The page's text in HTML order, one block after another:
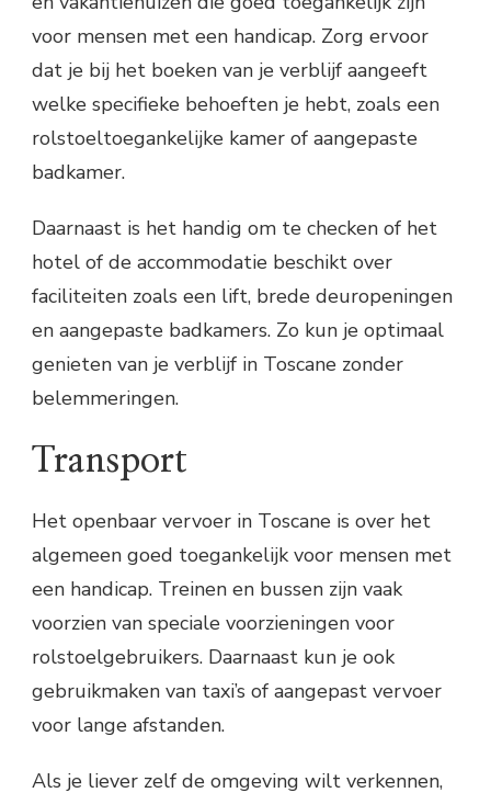
voor mensen met een handicap. Zorg ervoor
dat je bij het boeken van je verblijf aangeeft
welke specifieke behoeften je hebt, zoals een
rolstoeltoegankelijke kamer of aangepaste
badkamer.
Daarnaast is het handig om te checken of het
hotel of de accommodatie beschikt over
faciliteiten zoals een lift, brede deuropeningen
en aangepaste badkamers. Zo kun je optimaal
genieten van je verblijf in Toscane zonder
belemmeringen.
Transport
Het openbaar vervoer in Toscane is over het
algemeen goed toegankelijk voor mensen met
een handicap. Treinen en bussen zijn vaak
voorzien van speciale voorzieningen voor
rolstoelgebruikers. Daarnaast kun je ook
gebruikmaken van taxi’s of aangepast vervoer
voor lange afstanden.
Als je liever zelf de omgeving wilt verkennen,